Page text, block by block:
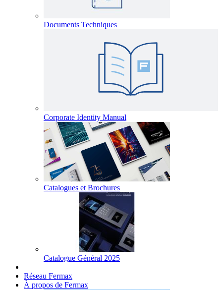
Documents Techniques
Corporate Identity Manual
Catalogues et Brochures
Catalogue Général 2025
Réseau Fermax
À propos de Fermax